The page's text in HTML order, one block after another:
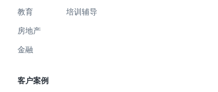
教育
房地产
金融
培训辅导
客户案例